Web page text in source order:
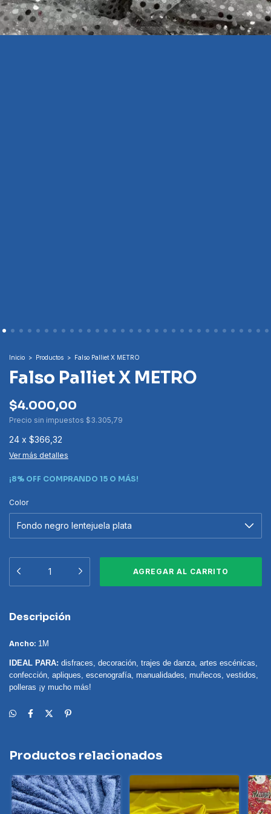
Inicio > Productos > Falso Palliet X METRO
Falso Palliet X METRO
$4.000,00
Precio sin impuestos $3.305,79
24 x $366,32
Ver más detalles
¡8% OFF COMPRANDO 15 O MÁS!
Color
Descripción
Ancho: 1M
IDEAL PARA: disfraces, decoración, trajes de danza, artes escénicas,
confección, apliques, escenografía, manualidades, muñecos, vestidos,
polleras ¡y mucho más!
Productos relacionados